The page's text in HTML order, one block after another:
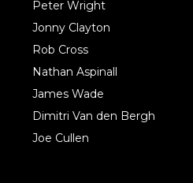
Peter Wright
Jonny Clayton
Rob Cross
Nathan Aspinall
James Wade
Dimitri Van den Bergh
Joe Cullen